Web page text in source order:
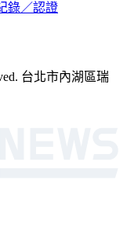
錄／認證
台北市內湖區瑞